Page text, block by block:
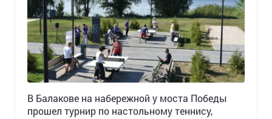
В Балакове на набережной у моста Победы
прошел турнир по настольному теннису,